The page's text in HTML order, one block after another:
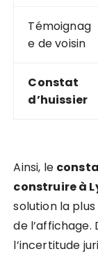
Témoignag
e de voisin
Constat
d’huissier
Ainsi, le
construire à
solution la
de
l’incertitude